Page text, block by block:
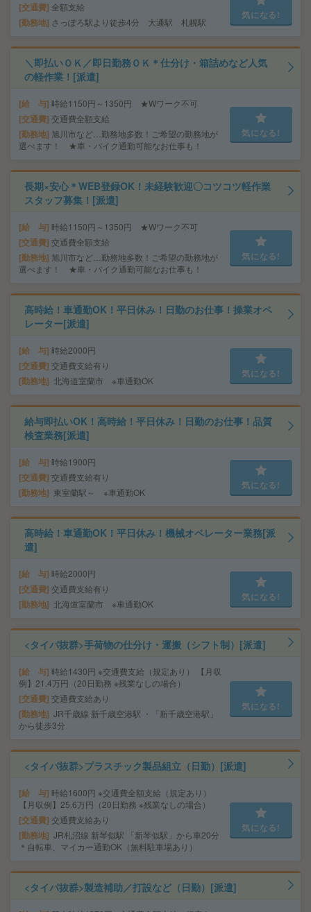
交通費 全額支給
勤務地 さっぽろ駅より徒歩4分 大通駅 札幌駅
気になる!
＼即払いＯＫ／即日勤務ＯＫ＊仕分け・箱詰めなど人気
の軽作業！[派遣]
給 与 時給1150円～1350円 ★Wワーク不可
交通費 交通費全額支給
勤務地 旭川市など…勤務地多数！ご希望の勤務地が
選べます！ ★車・バイク通勤可能なお仕事も！
気になる!
長期×安心＊WEB登録OK！未経験歓迎〇コツコツ軽作業
スタッフ募集！[派遣]
給 与 時給1150円～1350円 ★Wワーク不可
交通費 交通費全額支給
勤務地 旭川市など…勤務地多数！ご希望の勤務地が
選べます！ ★車・バイク通勤可能なお仕事も！
気になる!
高時給！車通勤OK！平日休み！日勤のお仕事！操業オペ
レーター[派遣]
給 与 時給2000円
交通費 交通費支給有り
勤務地 北海道室蘭市 ※車通勤OK
気になる!
給与即払いOK！高時給！平日休み！日勤のお仕事！品質
検査業務[派遣]
給 与 時給1900円
交通費 交通費支給有り
勤務地 東室蘭駅～ ※車通勤OK
気になる!
高時給！車通勤OK！平日休み！機械オペレーター業務[派
遣]
給 与 時給2000円
交通費 交通費支給有り
勤務地 北海道室蘭市 ※車通勤OK
気になる!
<タイパ抜群>手荷物の仕分け・運搬（シフト制）[派遣]
給 与 時給1430円 ※交通費支給（規定あり） 【月収
例】21.4万円（20日勤務 ※残業なしの場合）
交通費 交通費支給あり
勤務地 JR千歳線 新千歳空港駅 ・「新千歳空港駅」
から徒歩3分
気になる!
<タイパ抜群>プラスチック製品組立（日勤）[派遣]
給 与 時給1600円 ※交通費全額支給（規定あり）
【月収例】25.6万円（20日勤務 ※残業なしの場合）
交通費 交通費支給あり
勤務地 JR札沼線 新琴似駅 「新琴似駅」から車20分
＊自転車、マイカー通勤OK（無料駐車場あり）
気になる!
<タイパ抜群>製造補助／打設など（日勤）[派遣]